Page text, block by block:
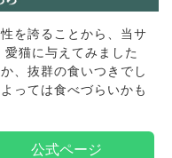
を誇ることから、当サ
猫に与えてみました
、抜群の食いつきでし
っては食べづらいかも
公式ページ